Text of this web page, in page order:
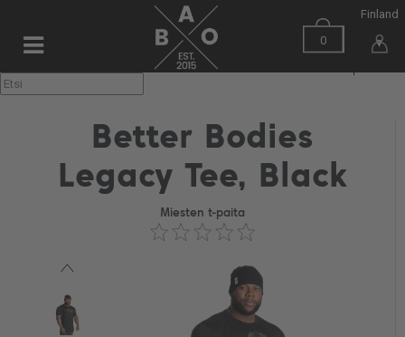
0
Finland
▼
Better Bodies
Legacy Tee, Black
Miesten t-paita